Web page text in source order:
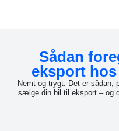
Sådan
eksport hos
Nemt og trygt. Det er sådan,
sælge din bil til eksport – og